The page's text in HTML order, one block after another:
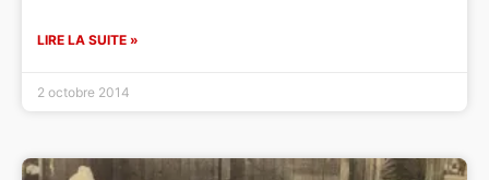
LIRE LA SUITE »
2 octobre 2014